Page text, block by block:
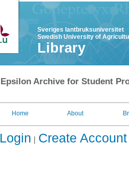
Sveriges lantbruksuniversitet
Swedish University of
Library
Epsilon Archive for Student
Home About
Login Create Account